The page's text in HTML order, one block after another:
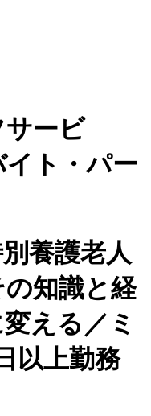
ービ
イト・パー
養護老人
知識と経
える／ミ
以上勤務